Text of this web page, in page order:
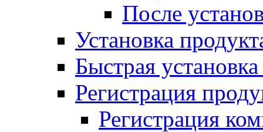
После
Установка
Быстрая
Регистрация
Регистрация